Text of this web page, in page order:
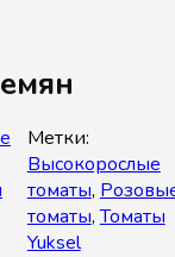
Метки:
Высокорослые
томаты,
томаты,Томаты
Yuksel